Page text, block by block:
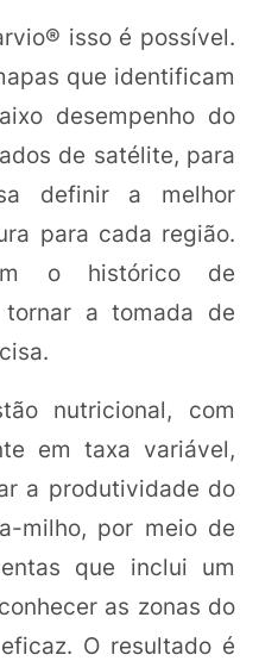
isso é possível.
que identificam
desempenho do
de satélite, para
definir a melhor
para cada região.
o histórico de
a tomada de
nutricional, com
em taxa variável,
a produtividade do
milho, por meio de
que inclui um
as zonas do
O resultado é